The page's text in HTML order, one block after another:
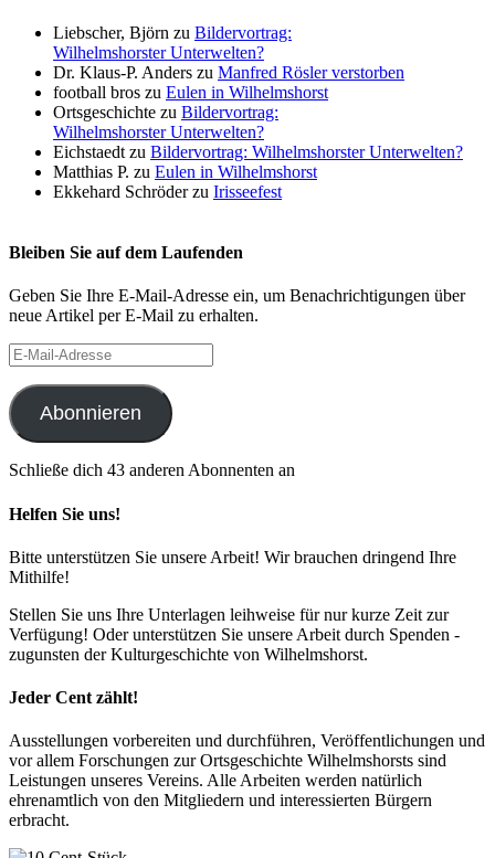
Liebscher, Björn zu Bildervortrag:
Wilhelmshorster Unterwelten?
Dr. Klaus-P. Anders zu Manfred Rösler verstorben
football bros zu Eulen in Wilhelmshorst
Ortsgeschichte zu Bildervortrag:
Wilhelmshorster Unterwelten?
Eichstaedt zu Bildervortrag: Wilhelmshorster Unterwelten?
Matthias P. zu Eulen in Wilhelmshorst
Ekkehard Schröderzu Irisseefest
Bleiben Sie auf dem Laufenden
Geben Sie Ihre E-Mail-Adresse ein, um Benachrichtigungen über
neue Artikel per E-Mail zu erhalten.
E-
Mail-
Adresse
Abonnieren
Schließe dich 43 anderen Abonnenten an
Helfen Sie uns!
Bitte unterstützen Sie unsere Arbeit! Wir brauchen dringend Ihre
Mithilfe!
Stellen Sie uns Ihre Unterlagen leihweise für nur kurze Zeit zur
Verfügung! Oder unterstützen Sie unsere Arbeit durch Spenden -
zugunsten der Kulturgeschichte von Wilhelmshorst.
Jeder Cent zählt!
Ausstellungen vorbereiten und durchführen, Veröffentlichungen und
vor allem Forschungen zur Ortsgeschichte Wilhelmshorsts sind
Leistungen unseres Vereins. Alle Arbeiten werden natürlich
ehrenamtlich von den Mitgliedern und interessierten Bürgern
erbracht.